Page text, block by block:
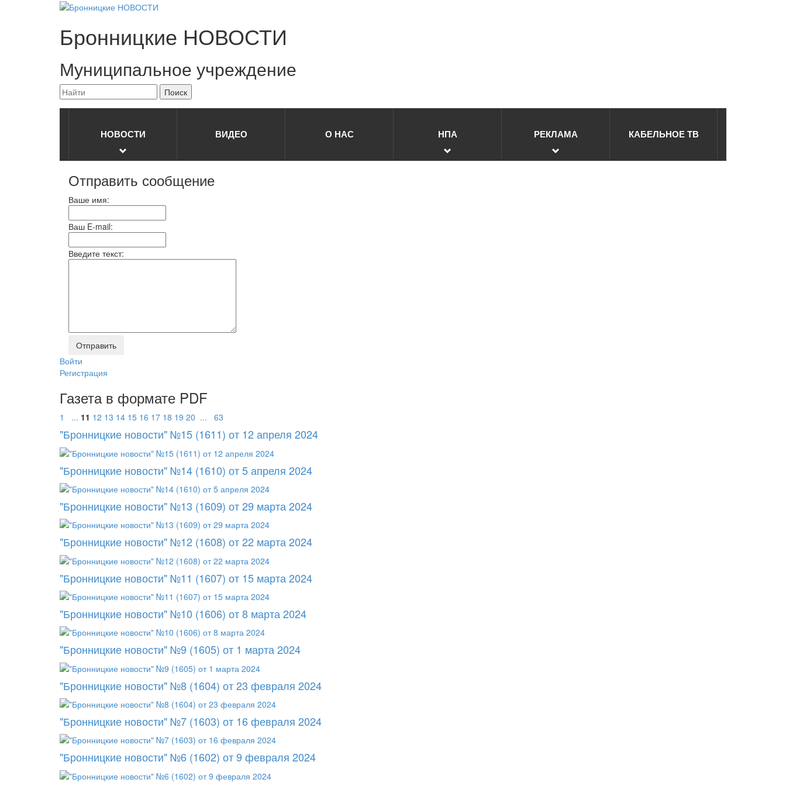
Бронницкие НОВОСТИ
Муниципальное учреждение
НОВОСТИ ВИДЕО О НАС НПА РЕКЛАМА КАБЕЛЬНОЕ ТВ
Отправить сообщение
Ваше имя:
Ваш E-mail:
Введите текст:
Войти
Регистрация
Газета в формате PDF
1 ... 11 12 13 14 15 16 17 18 19 20 ... 63
"Бронницкие новости" №15 (1611) от 12 апреля 2024
"Бронницкие новости" №14 (1610) от 5 апреля 2024
"Бронницкие новости" №13 (1609) от 29 марта 2024
"Бронницкие новости" №12 (1608) от 22 марта 2024
"Бронницкие новости" №11 (1607) от 15 марта 2024
"Бронницкие новости" №10 (1606) от 8 марта 2024
"Бронницкие новости" №9 (1605) от 1 марта 2024
"Бронницкие новости" №8 (1604) от 23 февраля 2024
"Бронницкие новости" №7 (1603) от 16 февраля 2024
"Бронницкие новости" №6 (1602) от 9 февраля 2024